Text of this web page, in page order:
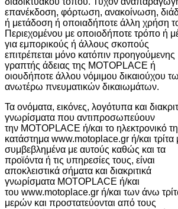
επανέκδοση, φόρτωση, ανακοίνωση,
ή μετάδοση ή οποιαδήποτε άλλη χρήση
Περιεχομένου με οποιοδήποτε τρόπο ή
για εμπορικούς ή άλλους σκοπούς
επιτρέπεται μόνο κατόπιν προηγούμενης
γραπτής άδειας της MOTOPLACE ή
οιουδήποτε άλλου νόμιμου δικαιούχου
ανωτέρω πνευματικών δικαιωμάτων.
Τα ονόματα, εικόνες, λογότυπα και
γνωρίσματα που αντιπροσωπεύουν
την MOTOPLACE ή/και το ηλεκτρονικό
κατάστημα www.motoplace.gr ή/και τρίτα
συμβεβλημένα με αυτούς καθώς και τα
προϊόντα ή τις υπηρεσίες τους, είναι
αποκλειστικά σήματα και διακριτικά
γνωρίσματα MOTOPLACE ή/και
του www.motoplace.gr ή/και των άνω
μερών και προστατεύονται από τους